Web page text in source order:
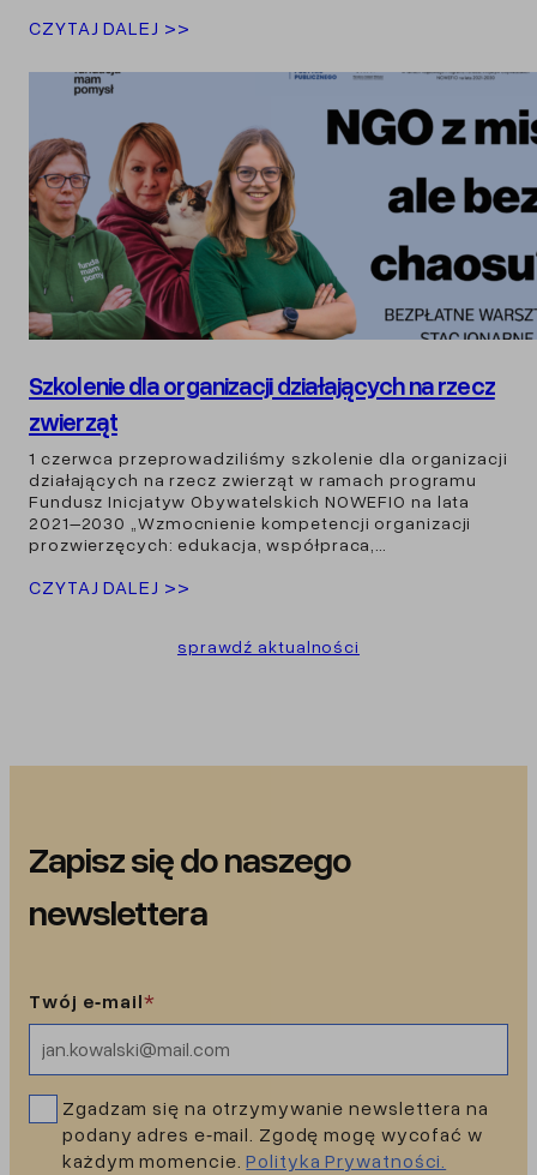
CZYTAJ DALEJ >>
Szkolenie dla organizacji działających na rzecz
zwierząt
1 czerwca przeprowadziliśmy szkolenie dla organizacji
działających na rzecz zwierząt w ramach programu
Fundusz Inicjatyw Obywatelskich NOWEFIO na lata
2021–2030 „Wzmocnienie kompetencji organizacji
prozwierzęcych: edukacja, współpraca,…
CZYTAJ DALEJ >>
sprawdź aktualności
Zapisz się do naszego
newslettera
Twój e‑mail*
Zgadzam się na otrzymywanie newslettera na
podany adres e‑mail. Zgodę mogę wycofać w
każdym momencie.Polityka Prywatności.